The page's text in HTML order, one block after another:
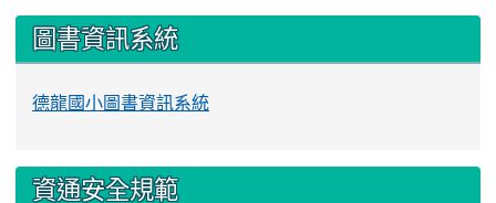
圖書資訊系統
德龍國小圖書資訊系統
資通安全規範